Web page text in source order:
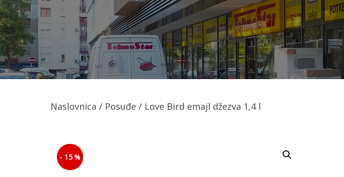
Naslovnica / Posuđe / Love Bird emajl džezva 1,4 l
- 15 %